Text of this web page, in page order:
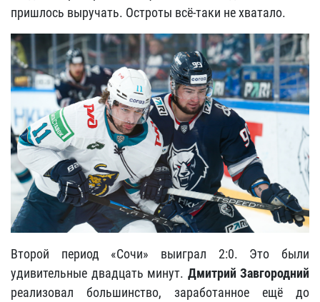
пришлось выручать. Остроты всё-таки не хватало.
Второй период «Сочи» выиграл 2:0. Это были
удивительные двадцать минут. Дмитрий Завгородний
реализовал большинство, заработанное ещё до